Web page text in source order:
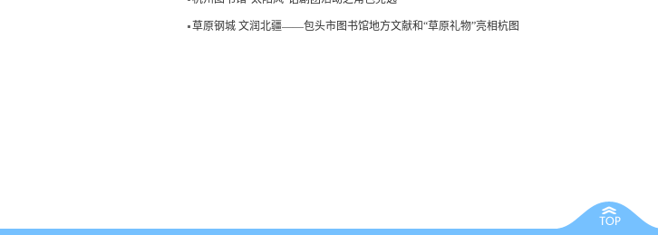
草原钢城 文润北疆——包头市图书馆地方文献和“草原礼物”亮相杭图